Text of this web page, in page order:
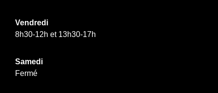
Vendredi
8h30-12h et 13h30-17h
Samedi
Fermé